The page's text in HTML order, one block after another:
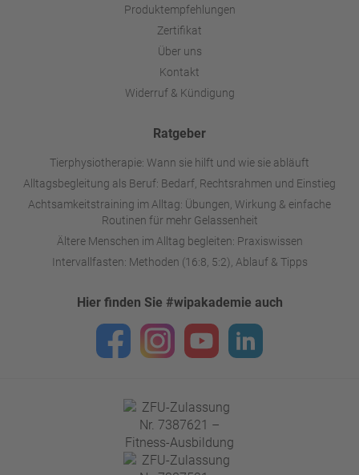
Produktempfehlungen
Zertifikat
Über uns
Kontakt
Widerruf & Kündigung
Ratgeber
Tierphysiotherapie: Wann sie hilft und wie sie abläuft
Alltagsbegleitung als Beruf: Bedarf, Rechtsrahmen und Einstieg
Achtsamkeitstraining im Alltag: Übungen, Wirkung & einfache
Routinen für mehr Gelassenheit
Ältere Menschen im Alltag begleiten: Praxiswissen
Intervallfasten: Methoden (16:8, 5:2), Ablauf & Tipps
Hier finden Sie #wipakademie auch